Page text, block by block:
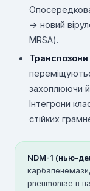
→ новий
MRSA).
Транспозони
захоплюючи й
Інтегрони
стійких
NDM-1 (нью-
pneumoniae в